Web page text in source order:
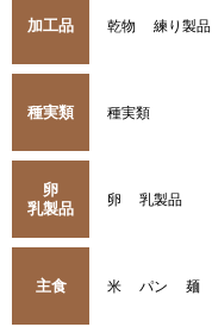
加工品 乾物 練り製品
種実類 種実類
卵
乳製品
卵 乳製品
主食 米 パン 麺